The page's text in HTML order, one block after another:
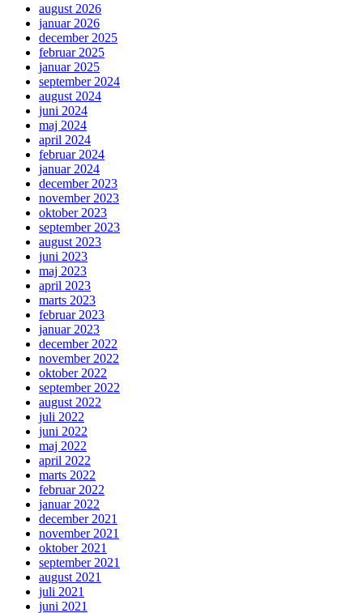
august 2026
januar 2026
december 2025
februar 2025
januar 2025
september 2024
august 2024
juni 2024
maj 2024
april 2024
februar 2024
januar 2024
december 2023
november 2023
oktober 2023
september 2023
august 2023
juni 2023
maj 2023
april 2023
marts 2023
februar 2023
januar 2023
december 2022
november 2022
oktober 2022
september 2022
august 2022
juli 2022
juni 2022
maj 2022
april 2022
marts 2022
februar 2022
januar 2022
december 2021
november 2021
oktober 2021
september 2021
august 2021
juli 2021
juni 2021